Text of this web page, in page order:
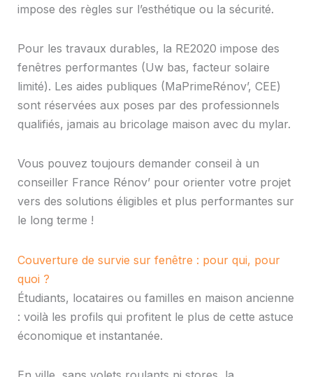
impose des règles sur l’esthétique ou la sécurité.
Pour les travaux durables, la RE2020 impose des
fenêtres performantes (Uw bas, facteur solaire
limité). Les aides publiques (MaPrimeRénov’, CEE)
sont réservées aux poses par des professionnels
qualifiés, jamais au bricolage maison avec du mylar.
Vous pouvez toujours demander conseil à un
conseiller France Rénov’ pour orienter votre projet
vers des solutions éligibles et plus performantes sur
le long terme !
Couverture de survie sur fenêtre : pour qui, pour
quoi ?
Étudiants, locataires ou familles en maison ancienne
: voilà les profils qui profitent le plus de cette astuce
économique et instantanée.